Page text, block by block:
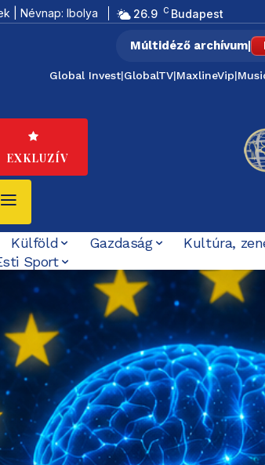
| Névnap: Ibolya 26.9 C Budapest
Múltidéző archívum|
Global Invest|GlobalTV|MaxlineVip|
EXKLUZÍV
Külföld Gazdaság Kultúra,
Sport